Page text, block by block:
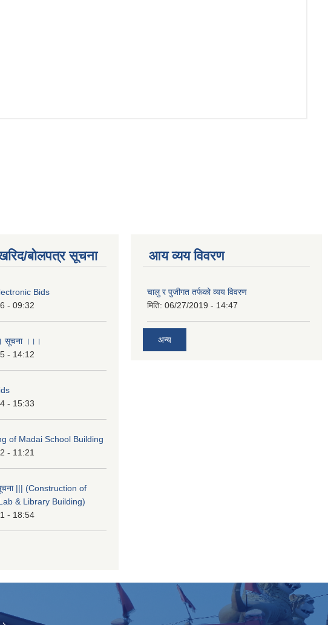
बोलपत्र सूचना
Bids
- 09:32
सूचना ।।।
- 14:12
- 15:33
of Madai School Building
- 11:21
||| (Construction of
& Library Building)
- 18:54
आय व्यय विवरण
चालु र पुजीगत तर्फको व्यय विवरण
मिति: 06/27/2019 - 14:47
अन्य